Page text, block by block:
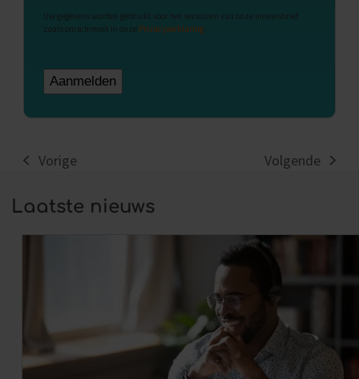
Uw gegevens worden gebruikt voor het versturen van onze nieuwsbrief
zoals omschreven in onze Privacyverklaring
previous
Vorige
next
Volgende
Laatste nieuws